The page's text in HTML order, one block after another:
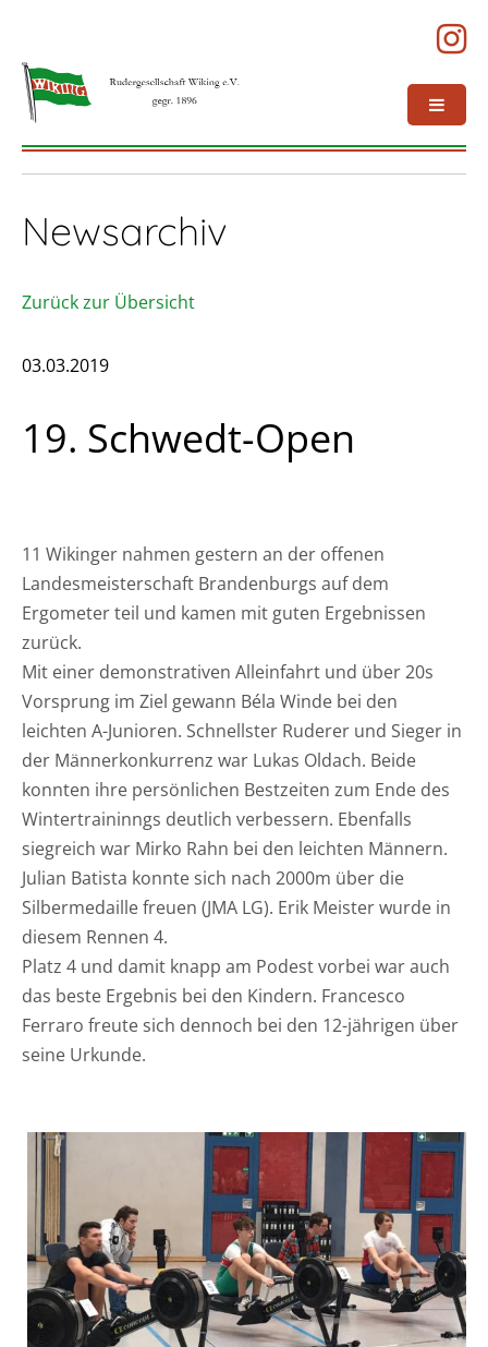
Newsarchiv
Zurück zur Übersicht
03.03.2019
19. Schwedt-Open
11 Wikinger nahmen gestern an der offenen
Landesmeisterschaft Brandenburgs auf dem
Ergometer teil und kamen mit guten Ergebnissen
zurück.
Mit einer demonstrativen Alleinfahrt und über 20s
Vorsprung im Ziel gewann Béla Winde bei den
leichten A-Junioren. Schnellster Ruderer und Sieger in
der Männerkonkurrenz war Lukas Oldach. Beide
konnten ihre persönlichen Bestzeiten zum Ende des
Wintertraininngs deutlich verbessern. Ebenfalls
siegreich war Mirko Rahn bei den leichten Männern.
Julian Batista konnte sich nach 2000m über die
Silbermedaille freuen (JMA LG). Erik Meister wurde in
diesem Rennen 4.
Platz 4 und damit knapp am Podest vorbei war auch
das beste Ergebnis bei den Kindern. Francesco
Ferraro freute sich dennoch bei den 12-jährigen über
seine Urkunde.